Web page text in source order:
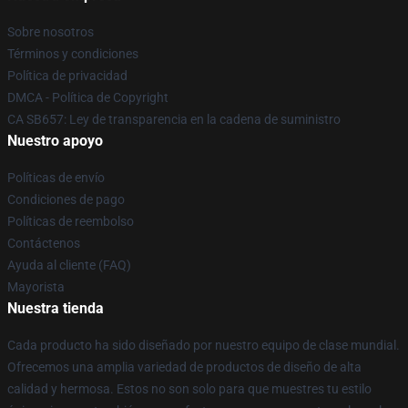
Sobre nosotros
Términos y condiciones
Política de privacidad
DMCA - Política de Copyright
CA SB657: Ley de transparencia en la cadena de suministro
Nuestro apoyo
Políticas de envío
Condiciones de pago
Políticas de reembolso
Contáctenos
Ayuda al cliente (FAQ)
Mayorista
Nuestra tienda
Cada producto ha sido diseñado por nuestro equipo de clase mundial.
Ofrecemos una amplia variedad de productos de diseño de alta
calidad y hermosa. Estos no son solo para que muestres tu estilo